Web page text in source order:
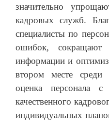
значительно
кадровых служб.
специалисты по
ошибок, сокращают
информации и
втором месте
оценка персонала
качественного
индивидуальных